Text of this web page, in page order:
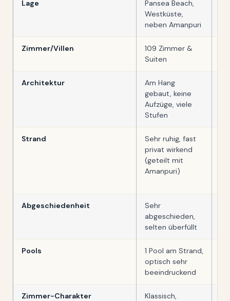
Lage
Pansea Beach,
Westküste,
neben Amanpuri
Zimmer/Villen
109 Zimmer &
Suiten
Architektur
Am Hang
gebaut, keine
Aufzüge, viele
Stufen
Strand
Sehr ruhig, fast
privat wirkend
(geteilt mit
Amanpuri)
Abgeschiedenheit
Sehr
abgeschieden,
selten überfüllt
Pools
1 Pool am Strand,
optisch sehr
beeindruckend
Zimmer-Charakter
Klassisch,